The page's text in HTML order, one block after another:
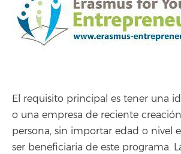
El requisito principal es tener una
o una empresa de reciente
persona, sin importar edad o nivel
ser beneficiaria de este programa.